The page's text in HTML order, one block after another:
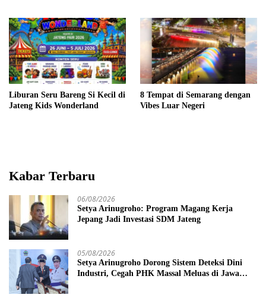
Liburan Seru Bareng Si Kecil di
Jateng Kids Wonderland
8 Tempat di Semarang dengan
Vibes Luar Negeri
Kabar Terbaru
06/08/2026
Setya Arinugroho: Program Magang Kerja
Jepang Jadi Investasi SDM Jateng
05/08/2026
Setya Arinugroho Dorong Sistem Deteksi Dini
Industri, Cegah PHK Massal Meluas di Jawa